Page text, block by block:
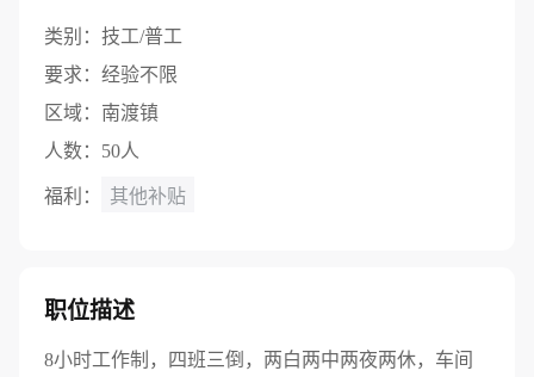
类别： 技工/普工
要求： 经验不限
区域： 南渡镇
人数： 50人
福利： 其他补贴
职位描述
8小时工作制，四班三倒，两白两中两夜两休，车间